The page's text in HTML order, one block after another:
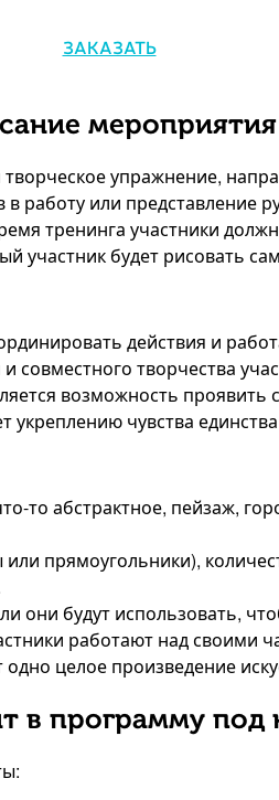
ЗАКАЗАТЬ
мероприятия
упражнение,
работу или представление
тренинга участники
участник будет рисовать
действия и
совместного творчества
возможность проявить
чувства
то абстрактное, пейзаж,
прямоугольники),
они будут использовать,
работают над своими
целое произведение
в программу под